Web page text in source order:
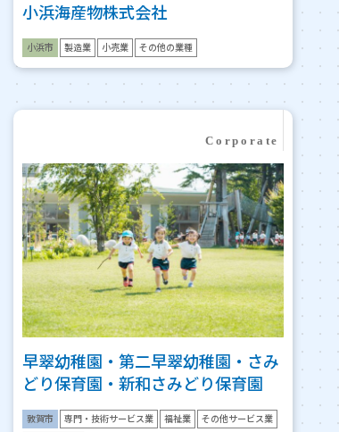
小浜海産物株式会社
小浜市 製造業 小売業 その他の業種
早翠幼稚園・第二早翠幼稚園・さみ
どり保育園・新和さみどり保育園
敦賀市 専門・技術サービス業 福祉業 その他サービス業